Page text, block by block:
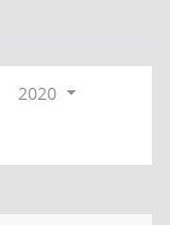
2020